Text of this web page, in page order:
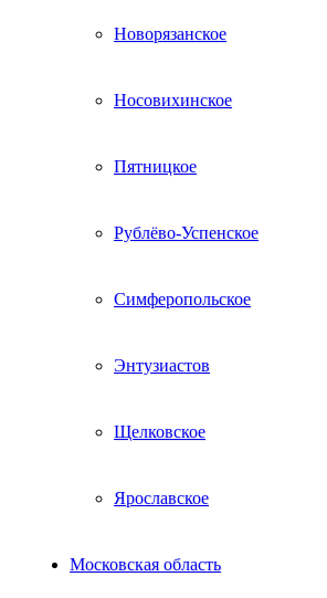
Новорязанское
Носовихинское
Пятницкое
Рублёво-Успенское
Симферопольское
Энтузиастов
Щелковское
Ярославское
Московская область